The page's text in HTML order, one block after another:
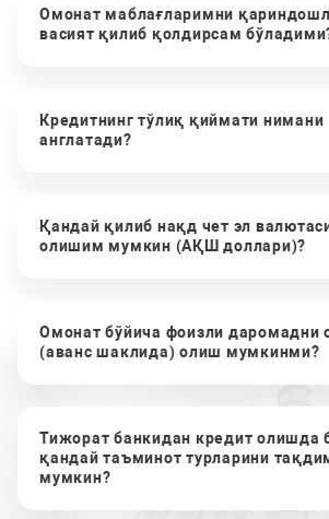
Омонат маблағларимни
васият қилиб қолдирсам
Кредитнинг тўлиқ қиймати нимани
англатади?
Қандай қилиб нақд чет эл
олишим мумкин (АҚШ доллари)?
Омонат бўйича фоизли даромадни
(аванс шаклида) олиш мумкинми?
Тижорат банкидан кредит олишда
қандай таъминот турларини
мумкин?